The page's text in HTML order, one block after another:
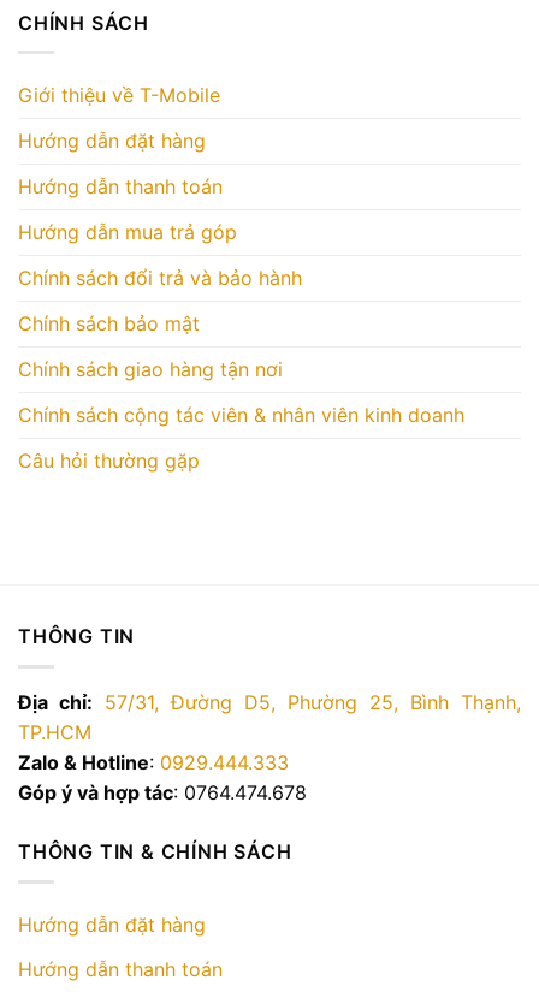
CHÍNH SÁCH
Giới thiệu về T-Mobile
Hướng dẫn đặt hàng
Hướng dẫn thanh toán
Hướng dẫn mua trả góp
Chính sách đổi trả và bảo hành
Chính sách bảo mật
Chính sách giao hàng tận nơi
Chính sách cộng tác viên & nhân viên kinh doanh
Câu hỏi thường gặp
THÔNG TIN
Địa chỉ: 57/31, Đường D5, Phường 25, Bình Thạnh,
TP.HCM
Zalo & Hotline: 0929.444.333
Góp ý và hợp tác: 0764.474.678
THÔNG TIN & CHÍNH SÁCH
Hướng dẫn đặt hàng
Hướng dẫn thanh toán